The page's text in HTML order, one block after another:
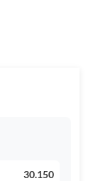
30.150